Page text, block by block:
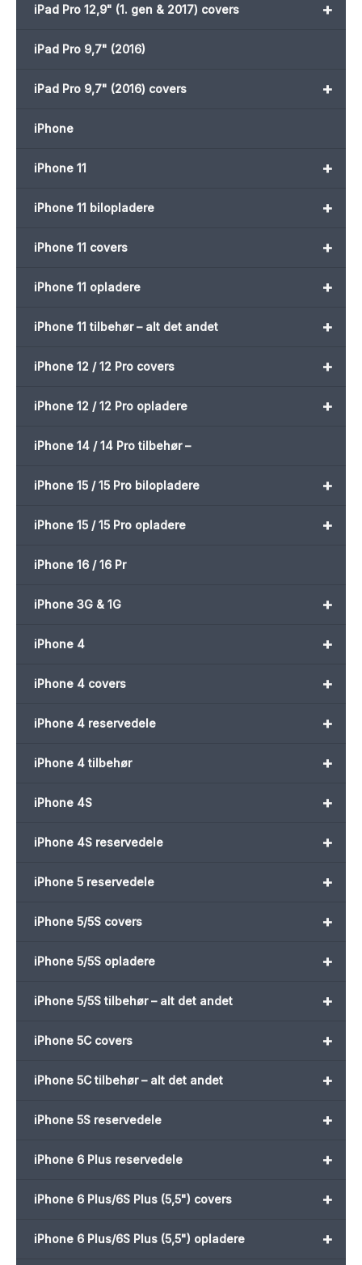
+
iPad Pro 12,9" (1. gen & 2017) covers
iPad Pro 9,7" (2016)
+
iPad Pro 9,7" (2016) covers
iPhone
+
iPhone 11
+
iPhone 11 bilopladere
+
iPhone 11 covers
+
iPhone 11 opladere
+
iPhone 11 tilbehør – alt det andet
+
iPhone 12 / 12 Pro covers
+
iPhone 12 / 12 Pro opladere
iPhone 14 / 14 Pro tilbehør –
+
iPhone 15 / 15 Pro bilopladere
+
iPhone 15 / 15 Pro opladere
iPhone 16 / 16 Pr
+
iPhone 3G & 1G
+
iPhone 4
+
iPhone 4 covers
+
iPhone 4 reservedele
+
iPhone 4 tilbehør
+
iPhone 4S
+
iPhone 4S reservedele
+
iPhone 5 reservedele
+
iPhone 5/5S covers
+
iPhone 5/5S opladere
+
iPhone 5/5S tilbehør – alt det andet
+
iPhone 5C covers
+
iPhone 5C tilbehør – alt det andet
+
iPhone 5S reservedele
+
iPhone 6 Plus reservedele
+
iPhone 6 Plus/6S Plus (5,5") covers
+
iPhone 6 Plus/6S Plus (5,5") opladere